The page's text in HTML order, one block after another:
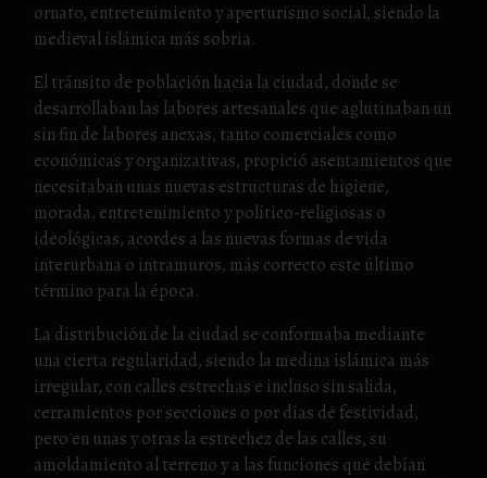
ornato, entretenimiento y aperturismo social, siendo la
medieval islámica más sobria.
El tránsito de población hacia la ciudad, donde se
desarrollaban las labores artesanales que aglutinaban un
sin fin de labores anexas, tanto comerciales como
económicas y organizativas, propició asentamientos que
necesitaban unas nuevas estructuras de higiene,
morada, entretenimiento y político-religiosas o
ideológicas, acordes a las nuevas formas de vida
interurbana o intramuros, más correcto este último
término para la época.
La distribución de la ciudad se conformaba mediante
una cierta regularidad, siendo la medina islámica más
irregular, con calles estrechas e incluso sin salida,
cerramientos por secciones o por días de festividad,
pero en unas y otras la estrechez de las calles, su
amoldamiento al terreno y a las funciones que debían